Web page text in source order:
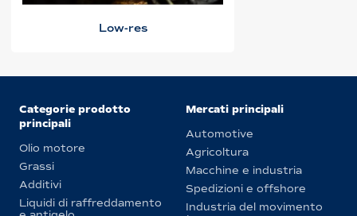
Low-res
Categorie prodotto
principali
Olio motore
Grassi
Additivi
Liquidi di raffreddamento
Mercati principali
Automotive
Agricoltura
Macchine e industria
Spedizioni e offshore
Industria del movimento